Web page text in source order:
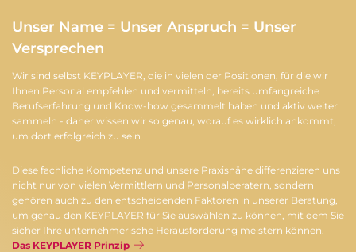
Unser Name = Unser Anspruch = Unser
Versprechen
Wir sind selbst KEYPLAYER, die in vielen der Positionen, für die wir
Ihnen Personal empfehlen und vermitteln, bereits umfangreiche
Berufserfahrung und Know-how gesammelt haben und aktiv weiter
sammeln - daher wissen wir so genau, worauf es wirklich ankommt,
um dort erfolgreich zu sein
Diese fachliche Kompetenz und unsere Praxisnähe differenzieren uns
nicht nur von vielen Vermittlern und Personalberatern, sondern
gehören auch zu den entscheidenden Faktoren in unserer Beratung,
um genau den KEYPLAYER für Sie auswählen zu können, mit dem Sie
sicher Ihre unternehmerische Herausforderung meistern können.
Das KEYPLAYER Prinzip